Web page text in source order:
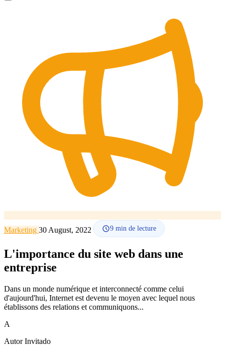
Étude de LiensAudit SEO Link Building
Consulting
Mentorat SEO
Comment ça marche Blog
Langue
🇪🇸 ES
🇬🇧 EN 🇫🇷 FR 🇩🇪 DE
Se connecter
Marketing 30 August, 2022 9 min de lecture
L'importance du site web dans une
entreprise
Dans un monde numérique et interconnecté comme celui
d'aujourd'hui, Internet est devenu le moyen avec lequel nous
établissons des relations et communiquons...
A
Autor Invitado